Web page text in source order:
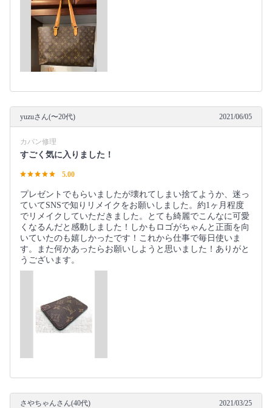
yuzuさん(〜20代) 2021/06/05
カバン修理
すごく気に入りました！
5.00
プレゼントでもらいましたが壊れてしまい捨てようか、迷っ
ていてSNSで知りリメイクをお願いしました。約1ヶ月程度
でリメイクしていただきました。とても綺麗でこんなに可愛
くなるんだと感動しました！しかもロゴがちゃんと正面を向
いていたのも嬉しかったです！これから仕事で毎日使いま
す。また何かあったらお願いしようと思いました！ありがと
うございます。
さやちゃんさん(40代) 2021/03/25